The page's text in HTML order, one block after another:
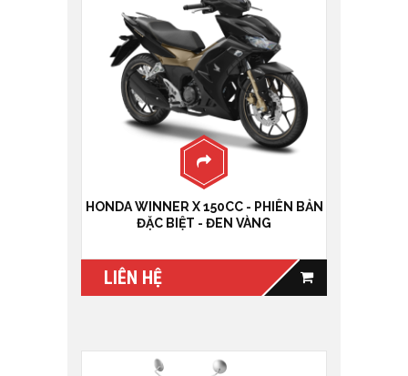
HONDA WINNER X 150CC - PHIÊN BẢN
ĐẶC BIỆT - ĐEN VÀNG
LIÊN HỆ